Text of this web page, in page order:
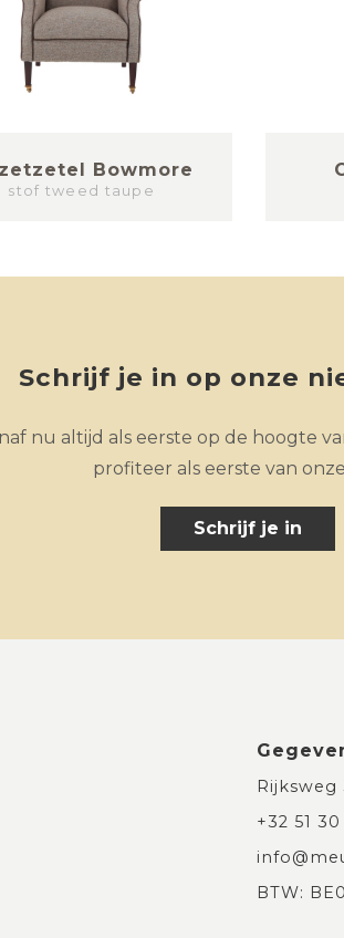
Bowmore
stof tweed taupe
Schrijf je in op onze
nu altijd als eerste op de hoogte
profiteer als eerste van
Schrijf je in
+32 51
BTW: